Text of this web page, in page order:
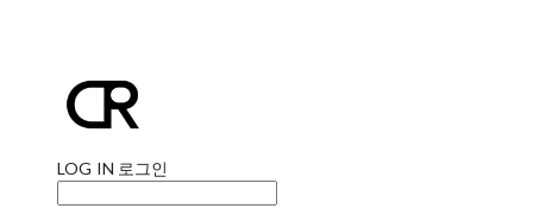
LOG IN 로그인